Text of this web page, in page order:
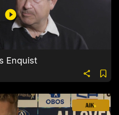
Enquist